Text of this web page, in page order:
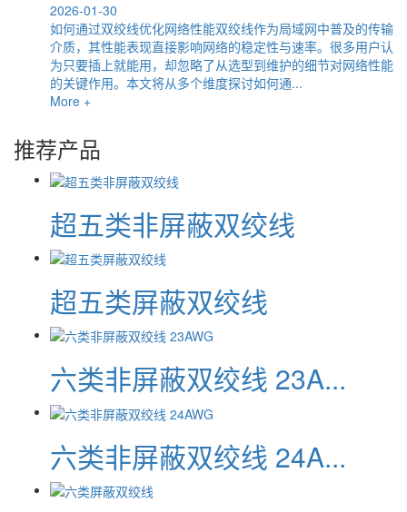
2026-01-30
如何通过双绞线优化网络性能双绞线作为局域网中普及的传输
介质，其性能表现直接影响网络的稳定性与速率。很多用户认
为只要插上就能用，却忽略了从选型到维护的细节对网络性能
的关键作用。本文将从多个维度探讨如何通...
More +
推荐产品
超五类非屏蔽双绞线
超五类屏蔽双绞线
六类非屏蔽双绞线 23A...
六类非屏蔽双绞线 24A...